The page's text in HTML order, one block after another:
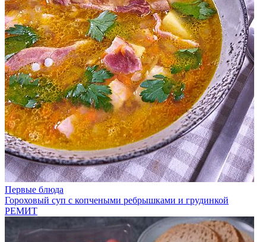
Первые блюда
Гороховый суп с копчеными ребрышками и грудинкой
РЕМИТ